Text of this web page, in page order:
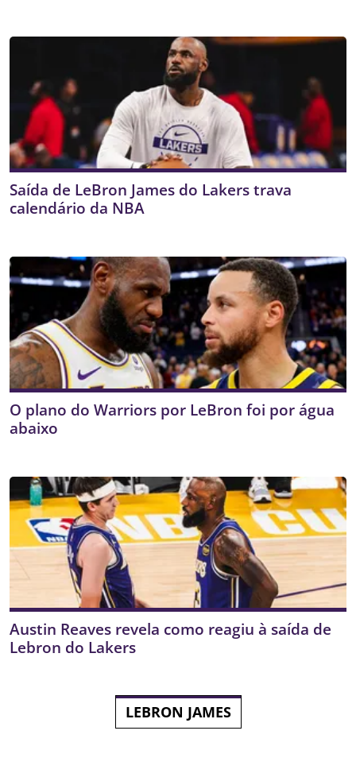
Saída de LeBron James do Lakers trava
calendário da NBA
O plano do Warriors por LeBron foi por água
abaixo
Austin Reaves revela como reagiu à saída de
Lebron do Lakers
LEBRON JAMES